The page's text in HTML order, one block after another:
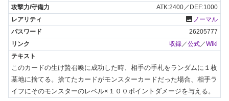
ATK:2400／DEF:1000
photo ノーマル
26205777
収録 ／公式 ／Wiki
このカードの生け贄召喚に成功した時、相手の手札をランダムに１枚
墓地に捨てる。捨てたカードがモンスターカードだった場合、相手ラ
イフにそのモンスターのレベル×１００ポイントダメージを与える。